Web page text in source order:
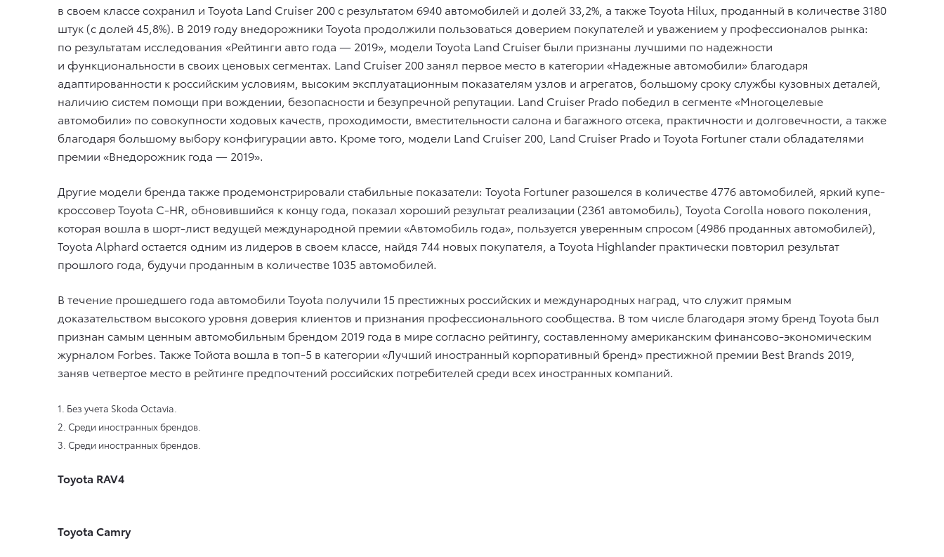
в своем классе сохранил и Toyota Land Cruiser 200 с результатом 6940 автомобилей и долей 33,2%, а также Toyota Hiluх, проданный в количестве 3180
штук (с долей 45,8%). В 2019 году внедорожники Toyota продолжили пользоваться доверием покупателей и уважением у профессионалов рынка:
по результатам исследования «Рейтинги авто года — 2019», модели Toyota Land Cruiser были признаны лучшими по надежности
и функциональности в своих ценовых сегментах. Land Cruiser 200 занял первое место в категории «Надежные автомобили» благодаря
адаптированности к российским условиям, высоким эксплуатационным показателям узлов и агрегатов, большому сроку службы кузовных деталей,
наличию систем помощи при вождении, безопасности и безупречной репутации. Land Cruiser Prado победил в сегменте «Многоцелевые
автомобили» по совокупности ходовых качеств, проходимости, вместительности салона и багажного отсека, практичности и долговечности, а также
благодаря большому выбору конфигурации авто. Кроме того, модели Land Cruiser 200, Land Cruiser Prado и Toyota Fortuner стали обладателями
премии «Внедорожник года — 2019».
Другие модели бренда также продемонстрировали стабильные показатели: Toyota Fortuner разошелся в количестве 4776 автомобилей, яркий купе-
кроссовер Toyota C-HR, обновившийся к концу года, показал хороший результат реализации (2361 автомобиль), Toyota Corolla нового поколения,
которая вошла в шорт-лист ведущей международной премии «Автомобиль года», пользуется уверенным спросом (4986 проданных автомобилей),
Toyota Alphard остается одним из лидеров в своем классе, найдя 744 новых покупателя, а Toyota Highlander практически повторил результат
прошлого года, будучи проданным в количестве 1035 автомобилей.
В течение прошедшего года автомобили Toyota получили 15 престижных российских и международных наград, что служит прямым
доказательством высокого уровня доверия клиентов и признания профессионального сообщества. В том числе благодаря этому бренд Toyota был
признан самым ценным автомобильным брендом 2019 года в мире согласно рейтингу, составленному американским финансово-экономическим
журналом Forbes. Также Тойота вошла в топ-5 в категории «Лучший иностранный корпоративный бренд» престижной премии Best Brands 2019,
заняв четвертое место в рейтинге предпочтений российских потребителей среди всех иностранных компаний.
1. Без учета Skoda Octavia.
2. Среди иностранных брендов.
3. Среди иностранных брендов.
Toyota RAV4
Toyota Camry